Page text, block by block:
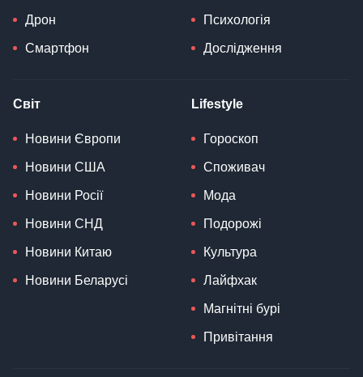
Дрон
Смартфон
Психологія
Дослідження
Світ
Новини Європи
Новини США
Новини Росії
Новини СНД
Новини Китаю
Новини Беларусі
Lifestyle
Гороскоп
Споживач
Мода
Подорожі
Культура
Лайфхак
Магнітні бурі
Привітання